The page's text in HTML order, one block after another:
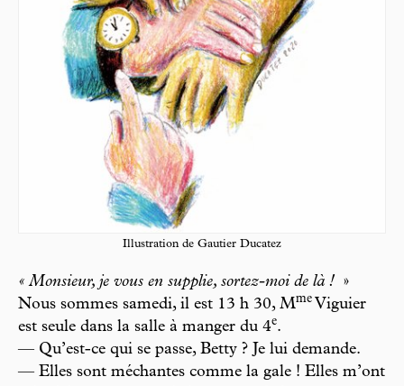
Illustration de Gautier Ducatez
« Monsieur, je vous en supplie, sortez-moi de là ! »
Nous sommes samedi, il est 13 h 30, Mme Viguier
est seule dans la salle à manger du 4e.
— Qu’est-ce qui se passe, Betty ? Je lui demande.
— Elles sont méchantes comme la gale ! Elles m’ont